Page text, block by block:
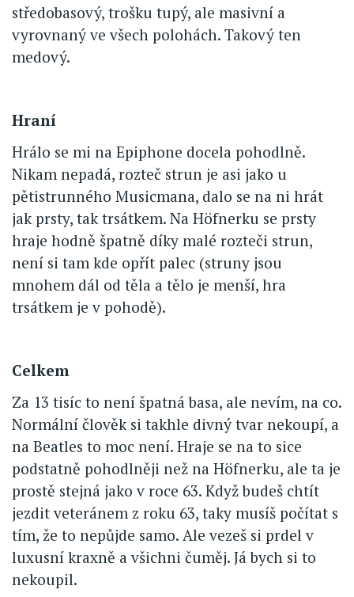
středobasový, trošku tupý, ale masivní a
vyrovnaný ve všech polohách. Takový ten
medový.
Hraní
Hrálo se mi na Epiphone docela pohodlně.
Nikam nepadá, rozteč strun je asi jako u
pětistrunného Musicmana, dalo se na ni hrát
jak prsty, tak trsátkem. Na Höfnerku se prsty
hraje hodně špatně díky malé rozteči strun,
není si tam kde opřít palec (struny jsou
mnohem dál od těla a tělo je menší, hra
trsátkem je v pohodě).
Celkem
Za 13 tisíc to není špatná basa, ale nevím, na co.
Normální člověk si takhle divný tvar nekoupí, a
na Beatles to moc není. Hraje se na to sice
podstatně pohodlněji než na Höfnerku, ale ta je
prostě stejná jako v roce 63. Když budeš chtít
jezdit veteránem z roku 63, taky musíš počítat s
tím, že to nepůjde samo. Ale vezeš si prdel v
luxusní kraxně a všichni čuměj. Já bych si to
nekoupil.